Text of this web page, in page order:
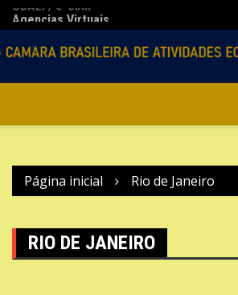
para
o
conteúdo
Agencias Virtuais
Página inicial Rio de Janeiro
RIO DE JANEIRO